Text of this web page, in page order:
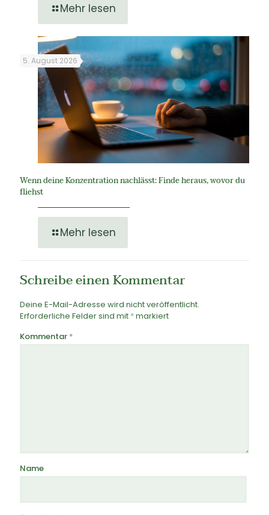
Mehr lesen
5. August 2026
Wenn deine Konzentration nachlässt: Finde heraus, wovor du
fliehst
Mehr lesen
Schreibe einen Kommentar
Deine E-Mail-Adresse wird nicht veröffentlicht.
Erforderliche Felder sind mit *markiert
Kommentar *
Name